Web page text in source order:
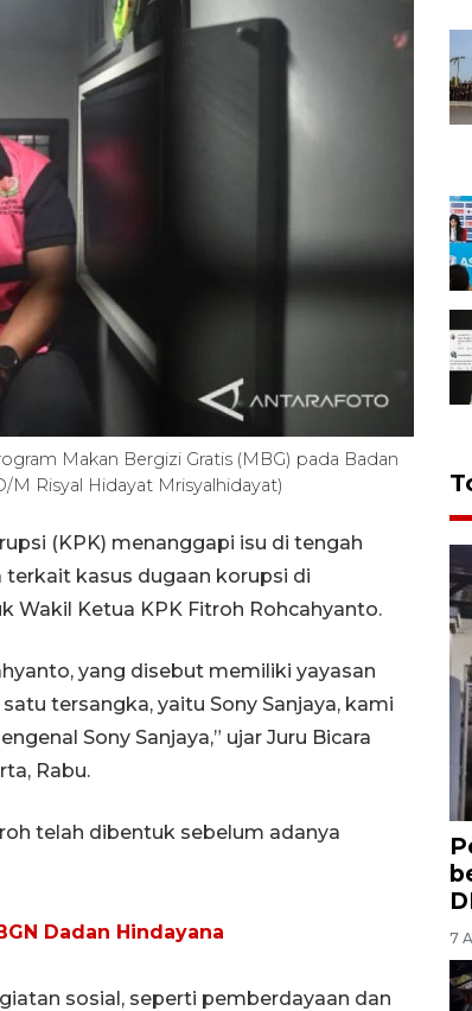
Makan Bergizi Gratis (MBG) pada Badan
M Risyal Hidayat Mrisyalhidayat)
(KPK) menanggapi isu di tengah
kasus dugaan korupsi di
Wakil Ketua KPK Fitroh Rohcahyanto.
yang disebut memiliki yayasan
tersangka, yaitu Sony Sanjaya, kami
Sony Sanjaya,” ujar Juru Bicara
Rabu.
telah dibentuk sebelum adanya
Dadan Hindayana
sosial, seperti pemberdayaan dan
7